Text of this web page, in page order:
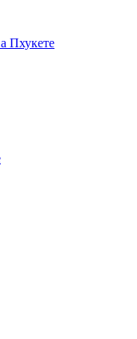
Пхукете